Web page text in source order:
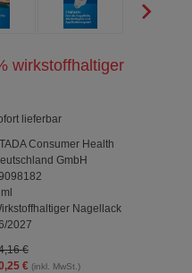
wirkstoffhaltiger
lieferbar
Consumer Health
GmbH
ml
Nagellack
2027
€
€(inkl. MwSt.)